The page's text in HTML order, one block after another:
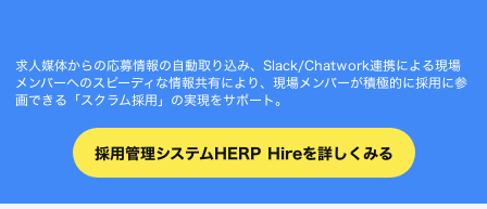
求人媒体からの応募情報の自動取り込み、Slack/Chatwork連携による現場
メンバーへのスピーディな情報共有により、現場メンバーが積極的に採用に参
画できる「スクラム採用」の実現をサポート。
採用管理システムHERP Hireを詳しくみる